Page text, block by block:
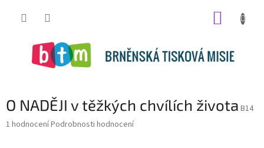
O NADĚJI v těžkých chvílích života B14
Průměrné
1 hodnoceníPodrobnosti hodnocení